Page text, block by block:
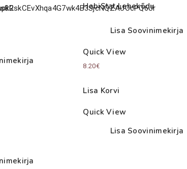
HabiStat Lehekõdu
Lisa Soovinimekirja
Quick View
8.20€
Lisa Korvi
Quick View
Lisa Soovinimekirja